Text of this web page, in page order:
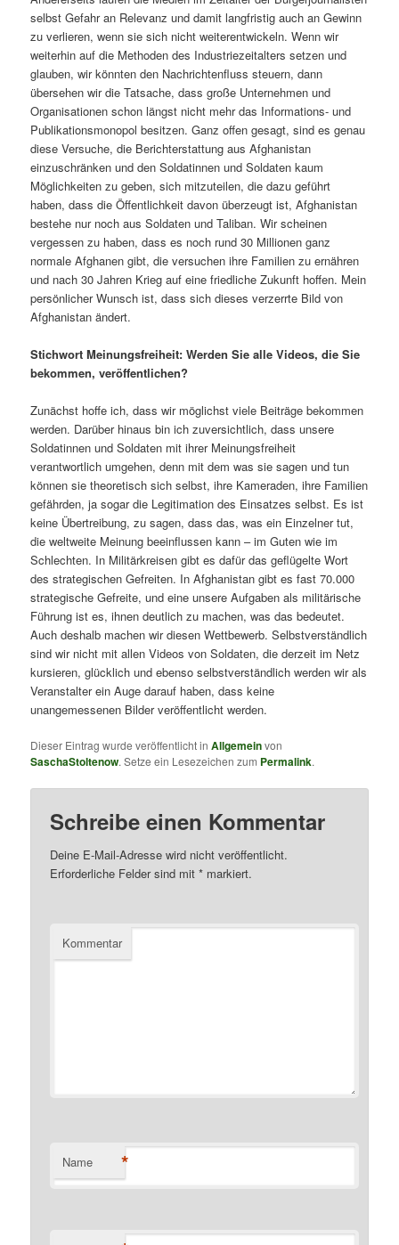
selbst Gefahr an Relevanz und damit langfristig auch an Gewinn
zu verlieren, wenn sie sich nicht weiterentwickeln. Wenn wir
weiterhin auf die Methoden des Industriezeitalters setzen und
glauben, wir könnten den Nachrichtenfluss steuern, dann
übersehen wir die Tatsache, dass große Unternehmen und
Organisationen schon längst nicht mehr das Informations- und
Publikationsmonopol besitzen. Ganz offen gesagt, sind es genau
diese Versuche, die Berichterstattung aus Afghanistan
einzuschränken und den Soldatinnen und Soldaten kaum
Möglichkeiten zu geben, sich mitzuteilen, die dazu geführt
haben, dass die Öffentlichkeit davon überzeugt ist, Afghanistan
bestehe nur noch aus Soldaten und Taliban. Wir scheinen
vergessen zu haben, dass es noch rund 30 Millionen ganz
normale Afghanen gibt, die versuchen ihre Familien zu ernähren
und nach 30 Jahren Krieg auf eine friedliche Zukunft hoffen. Mein
persönlicher Wunsch ist, dass sich dieses verzerrte Bild von
Afghanistan ändert.
Stichwort Meinungsfreiheit: Werden Sie alle Videos, die Sie
bekommen, veröffentlichen?
Zunächst hoffe ich, dass wir möglichst viele Beiträge bekommen
werden. Darüber hinaus bin ich zuversichtlich, dass unsere
Soldatinnen und Soldaten mit ihrer Meinungsfreiheit
verantwortlich umgehen, denn mit dem was sie sagen und tun
können sie theoretisch sich selbst, ihre Kameraden, ihre Familien
gefährden, ja sogar die Legitimation des Einsatzes selbst. Es ist
keine Übertreibung, zu sagen, dass das, was ein Einzelner tut,
die weltweite Meinung beeinflussen kann – im Guten wie im
Schlechten. In Militärkreisen gibt es dafür das geflügelte Wort
des strategischen Gefreiten. In Afghanistan gibt es fast 70.000
strategische Gefreite, und eine unsere Aufgaben als militärische
Führung ist es, ihnen deutlich zu machen, was das bedeutet.
Auch deshalb machen wir diesen Wettbewerb. Selbstverständlich
sind wir nicht mit allen Videos von Soldaten, die derzeit im Netz
kursieren, glücklich und ebenso selbstverständlich werden wir als
Veranstalter ein Auge darauf haben, dass keine
unangemessenen Bilder veröffentlicht werden.
Dieser Eintrag wurde veröffentlicht inAllgemeinvon
SaschaStoltenow. Setze ein Lesezeichen zum Permalink.
Schreibe einen Kommentar
Deine E-Mail-Adresse wird nicht veröffentlicht.
Erforderliche Felder sind mit* markiert.
Kommentar
Name *